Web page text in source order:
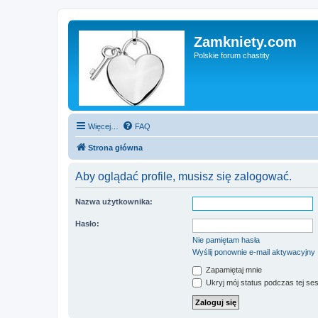
Zamkniety.com
Polskie forum chastity
Więcej… FAQ
Strona główna
Aby oglądać profile, musisz się zalogować.
Nazwa użytkownika:
Hasło:
Nie pamiętam hasła
Wyślij ponownie e-mail aktywacyjny
Zapamiętaj mnie
Ukryj mój status podczas tej